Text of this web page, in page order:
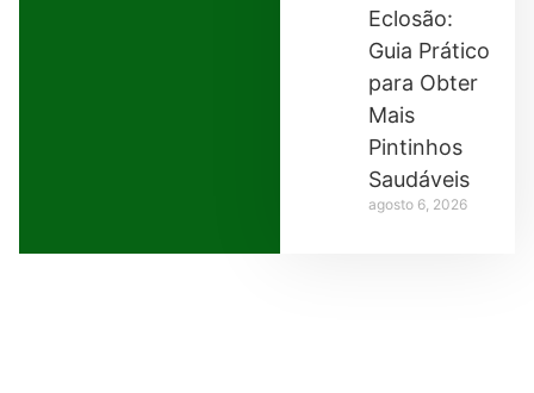
Eclosão:
Guia Prático
para Obter
Mais
Pintinhos
Saudáveis
agosto 6, 2026